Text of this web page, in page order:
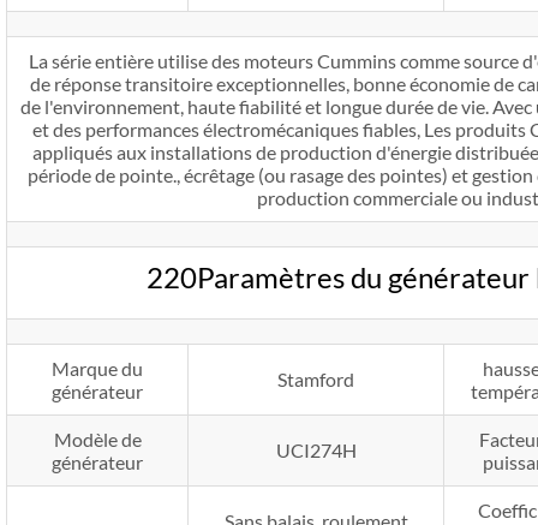
La série entière utilise des moteurs Cummins comme source
de réponse transitoire exceptionnelles, bonne économie de
de l'environnement, haute fiabilité et longue durée de vie.
et des performances électromécaniques fiables, Les produits
appliqués aux installations de production d'énergie
période de pointe., écrêtage (ou rasage des pointes) et
production commerciale ou
220Paramètres du
Marque du
générateur
Stamford
Modèle de
générateur
UCI274H
Sans balais, roulement